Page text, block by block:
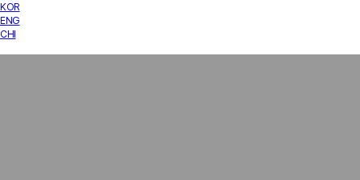
KOR
ENG
CHI